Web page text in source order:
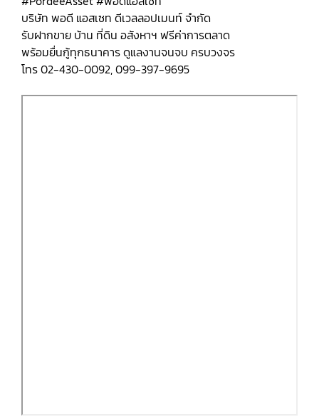
บริษัท พอดี แอสเซท ดีเวลลอปเมนท์ จำกัด
รับฝากขาย บ้าน ที่ดิน อสังหาฯ ฟรีค่าการตลาด
พร้อมยื่นกู้ทุกธนาคาร ดูแลงานจนจบ ครบวงจร
โทร 02-430-0092, 099-397-9695